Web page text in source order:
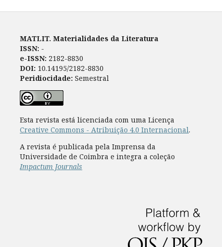
MATLIT. Materialidades da Literatura
ISSN: -
e-ISSN: 2182-8830
DOI: 10.14195/2182-8830
Peridiocidade: Semestral
Esta revista está licenciada com uma Licença
Creative Commons - Atribuição 4.0 Internacional.
A revista é publicada pela Imprensa da
Universidade de Coimbra e integra a coleção
Impactum Journals